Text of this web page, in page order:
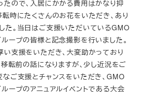
たので、入居にかかる費用はかなり抑
転時にたくさんのお花をいただき、あり
た。当日はご支援いただいているGMO
ループの皆様と記念撮影を行いました。
い支援をいただき、大変助かっており
転前の話になりますが、少し近況をご
なご支援とチャンスをいただき、GMO
ループのアニュアルイベントである大会